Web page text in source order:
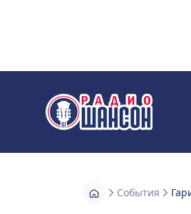
Радио Шансон
События